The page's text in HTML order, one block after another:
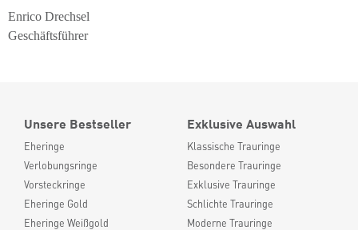
Enrico Drechsel
Geschäftsführer
Unsere Bestseller
Eheringe
Verlobungsringe
Vorsteckringe
Eheringe Gold
Eheringe Weißgold
Exklusive Auswahl
Klassische Trauringe
Besondere Trauringe
Exklusive Trauringe
Schlichte Trauringe
Moderne Trauringe